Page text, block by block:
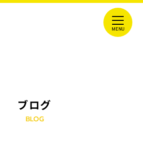
ブログ
BLOG